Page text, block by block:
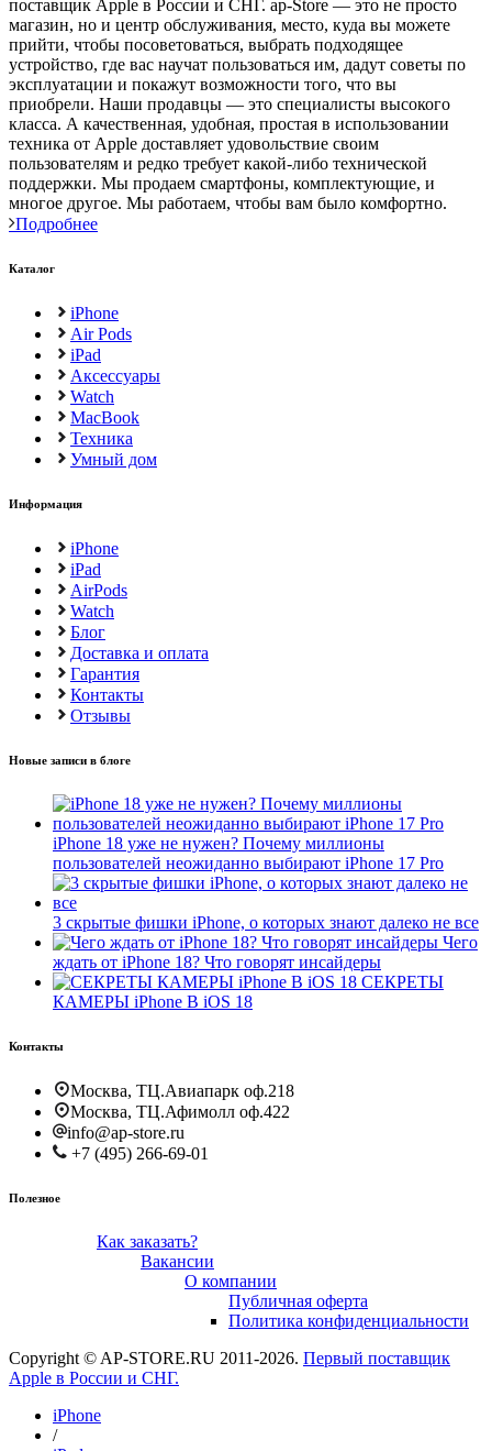
поставщик Apple в России и СНГ. ap-Store — это не просто
магазин, но и центр обслуживания, место, куда вы можете
прийти, чтобы посоветоваться, выбрать подходящее
устройство, где вас научат пользоваться им, дадут советы по
эксплуатации и покажут возможности того, что вы
приобрели. Наши продавцы — это специалисты высокого
класса. А качественная, удобная, простая в использовании
техника от Apple доставляет удовольствие своим
пользователям и редко требует какой-либо технической
поддержки. Мы продаем смартфоны, комплектующие, и
многое другое. Мы работаем, чтобы вам было комфортно.
Подробнее
Каталог
iPhone
Air Pods
iPad
Аксессуары
Watch
MacBook
Техника
Умный дом
Информация
iPhone
iPad
AirPods
Watch
Блог
Доставка и оплата
Гарантия
Контакты
Отзывы
Новые записи в блоге
iPhone 18 уже не нужен? Почему миллионы
пользователей неожиданно выбирают iPhone 17 Pro
3 скрытые фишки iPhone, о которых знают далеко не все
Чего
ждать от iPhone 18? Что говорят инсайдеры
СЕКРЕТЫ
КАМЕРЫ iPhone В iOS 18
Контакты
Москва, ТЦ.Авиапарк оф.218
Москва, ТЦ.Афимолл оф.422
info@ap-store.ru
+7 (495) 266-69-01
Полезное
Как заказать?
Вакансии
О компании
Публичная оферта
Политика конфиденциальности
Copyright © AP-STORE.RU 2011-2026. Первый поставщик
Apple в России и СНГ.
iPhone
/